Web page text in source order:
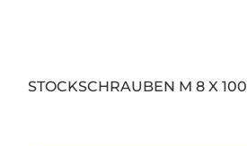
STOCKSCHRAUBEN M 8 X